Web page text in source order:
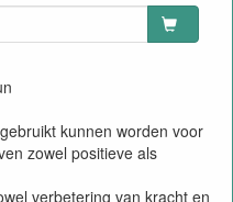
kunnen worden voor
zowel positieve als
verbetering van kracht en